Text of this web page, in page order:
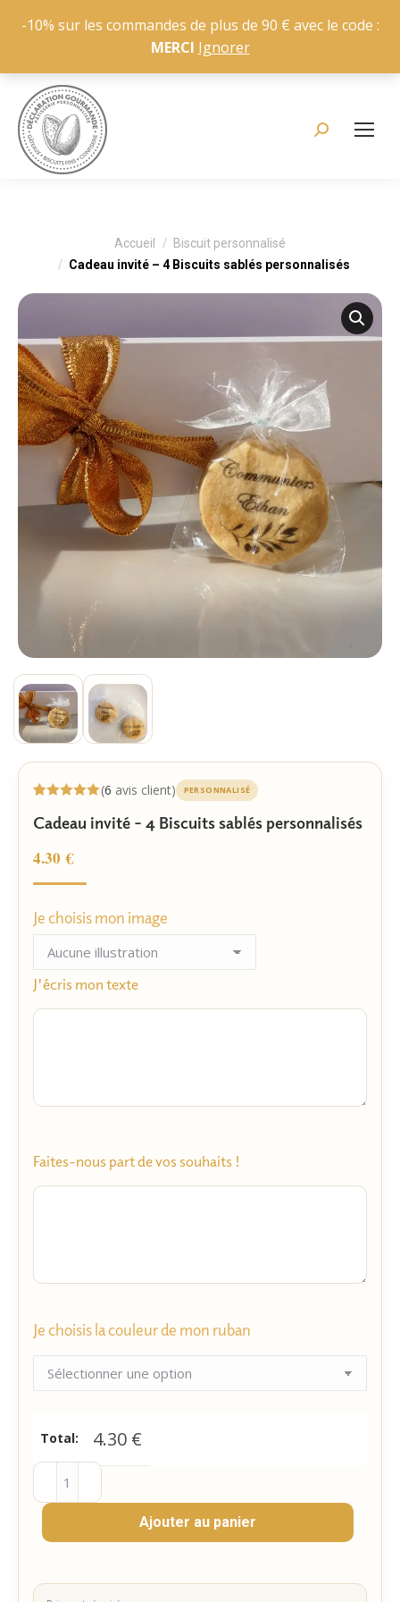
-10% sur les commandes de plus de 90 € avec le code :
MERCI Ignorer
Recherche
Accueil
Biscuit personnalisé
Cadeau invité – 4 Biscuits sablés personnalisés
Cadeau invité – 4 Biscuits sablés personnalisés
4.30€
sur 5
notations
client
(6 avis client) PERSONNALISÉ
Je choisis mon image
J'écris mon texte
Faites-nous part de vos souhaits !
Je choisis la couleur de mon ruban
Total: 4.30 €
quantité
de
Cadeau
-
Ajouter au panier